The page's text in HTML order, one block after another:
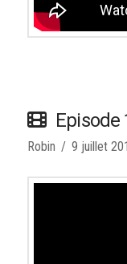
Episode
Robin 9 juillet